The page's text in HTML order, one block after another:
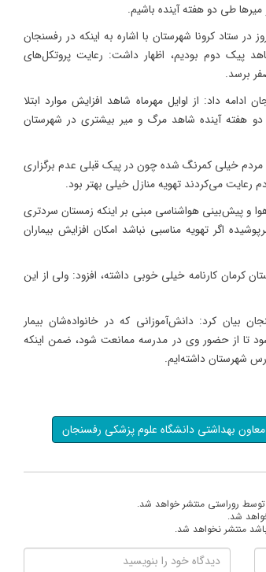
طی دو هفته آینده باشیم.
در ستاد کرونا شهرستان با اشاره به اینکه در رفسنجان
پیک دوم بودیم، اظهار داشت: رعایت پروتکل‌های
برسد.
داد: از اوایل مهرماه شاهد افزایش موارد ابتلا
هفته آینده شاهد مرگ و میر بیشتری در شهرستان
خیلی کمرنگ شده چون در پیک قبلی عدم برگزاری
رعایت می‌کردند تهویه منازل خیلی بهتر بود.
و پیش‌بینی هواشناسی مبنی بر اینکه زمستان سردتری
اگر تهویه مناسبی نباشد امکان افزایش بیماران
کرمان کارنامه خیلی خوبی داشته، افزود: ولی از این
بیان کرد: دانش‌آموزانی که در خانواده‌شان بیمار
تا از حضور وی در مدرسه ممانعت شود، ضمن اینکه
شهرستان داشته‌ایم.
معاون بهداشتی دانشگاه علوم پزشکی رفسنجان
روراستی منتشر خواهد شد.
شد.
منتشر نخواهد شد.